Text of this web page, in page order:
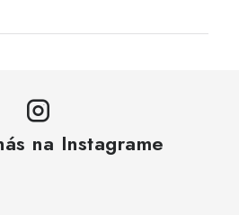
na Instagrame